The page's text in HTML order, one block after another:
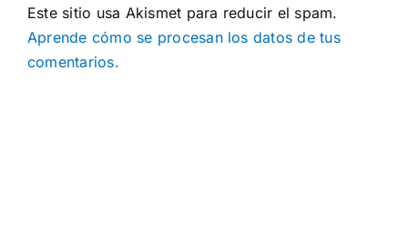
Este sitio usa Akismet para reducir el spam.
Aprende cómo se procesan los datos de tus
comentarios.